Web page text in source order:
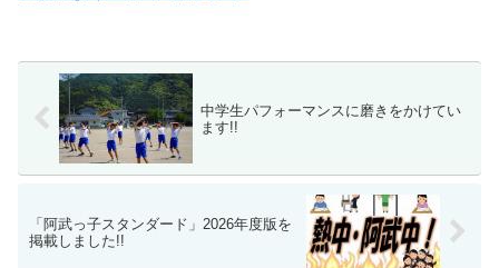
中学生パフォーマンスに磨きをかけてい
ます!!
「阿武っ子スタンダード」2026年度版を
掲載しました!!